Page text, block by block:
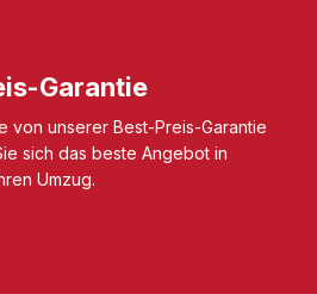
Garantie
von unserer Best-Preis-Garantie
sich das beste Angebot in
Umzug.